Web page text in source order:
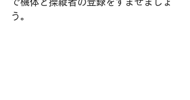
で機体と操縦者の登録をすませましょ
う。